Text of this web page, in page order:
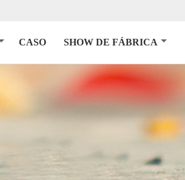
CASO SHOW DE FÁBRICA